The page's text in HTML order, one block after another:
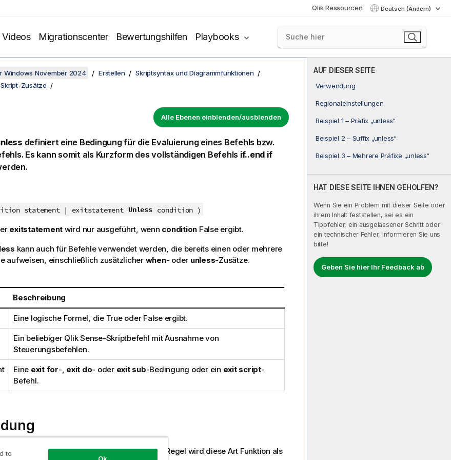
Qlik Ressourcen Deutsch (Ändern)
Videos Migrationscenter Bewertungshilfen Playbooks
AUF DIESER SEITE
Verwendung
Regionaleinstellungen
Beispiel 1 – Präfix „unless“
Beispiel 2 – Suffix „unless“
Beispiel 3 – Mehrere Präfixe „unless“
HAT DIESE SEITE IHNEN GEHOLFEN?
Wenn Sie ein Problem mit dieser Seite oder
ihrem Inhalt feststellen, sei es ein
Tippfehler, ein ausgelassener Schritt oder
ein technischer Fehler, informieren Sie uns
bitte!
Geben Sie hier Ihr Feedback ab
Windows November 2024 Erstellen
Skriptsyntax und Diagrammfunktionen
Skript-Zusätze
Alle Ebenen einblenden/ausblenden
definiert eine Bedingung für die Evaluierung eines Befehls bzw.
Es kann somit als Kurzform des vollständigen Befehls if..end if
statement | exitstatement Unless condition )
exitstatement wird nur ausgeführt, wenn condition Falseergibt.
kann auch für Befehle verwendet werden, die bereits einen oder mehrere
aufweisen, einschließlich zusätzlicher when- oder unless-Zusätze.
Beschreibung
Eine logische Formel, die Trueoder Falseergibt.
Ein beliebiger Qlik Sense-Skriptbefehl mit Ausnahme von
Steuerungsbefehlen.
Eine exit for-, exit do- oder exit sub-Bedingung oder ein exit script-
Befehl.
gibt einen booleschen Wert zurück. In der Regel wird diese Art Funktion als
to